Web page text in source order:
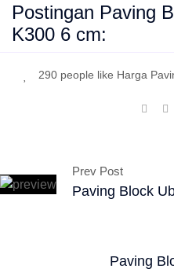
Postingan Paving
K300 6 cm:
290 people like Harga
Prev Post
Paving Block
Paving